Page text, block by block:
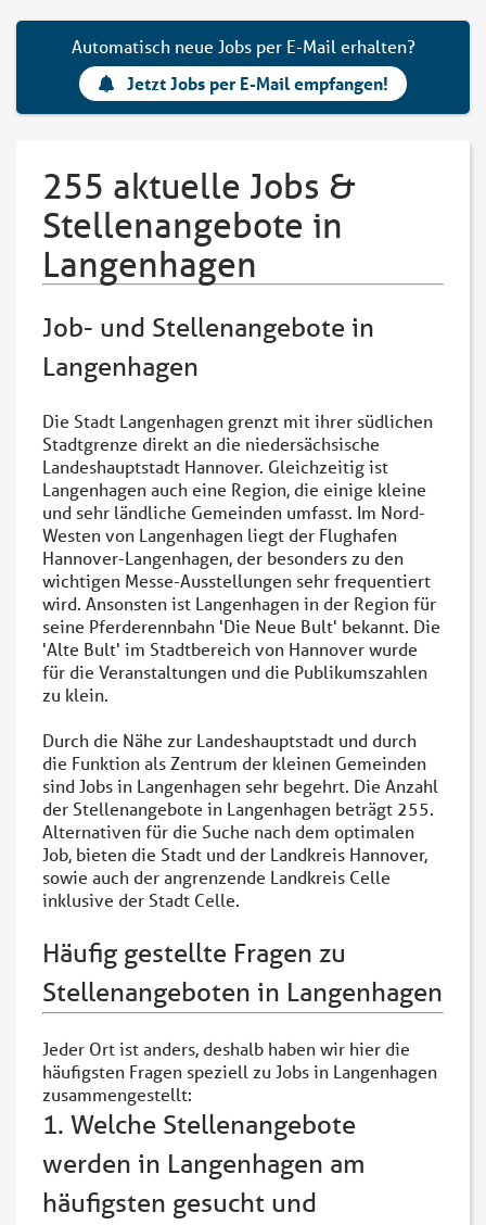
Automatisch neue Jobs per E-Mail erhalten?
Jetzt Jobs per E-Mail empfangen!
255 aktuelle Jobs &
Stellenangebote in
Langenhagen
Job- und Stellenangebote in
Langenhagen
Die Stadt Langenhagen grenzt mit ihrer südlichen
Stadtgrenze direkt an die niedersächsische
Landeshauptstadt Hannover. Gleichzeitig ist
Langenhagen auch eine Region, die einige kleine
und sehr ländliche Gemeinden umfasst. Im Nord-
Westen von Langenhagen liegt der Flughafen
Hannover-Langenhagen, der besonders zu den
wichtigen Messe-Ausstellungen sehr frequentiert
wird. Ansonsten ist Langenhagen in der Region für
seine Pferderennbahn 'Die Neue Bult' bekannt. Die
'Alte Bult' im Stadtbereich von Hannover wurde
für die Veranstaltungen und die Publikumszahlen
zu klein.
Durch die Nähe zur Landeshauptstadt und durch
die Funktion als Zentrum der kleinen Gemeinden
sind Jobs in Langenhagen sehr begehrt. Die Anzahl
der Stellenangebote in Langenhagen beträgt 255.
Alternativen für die Suche nach dem optimalen
Job, bieten die Stadt und der Landkreis Hannover,
sowie auch der angrenzende Landkreis Celle
inklusive der Stadt Celle.
Häufig gestellte Fragen zu
Stellenangeboten in Langenhagen
Jeder Ort ist anders, deshalb haben wir hier die
häufigsten Fragen speziell zu Jobs in Langenhagen
zusammengestellt:
1. Welche Stellenangebote
werden in Langenhagen am
häufigsten gesucht und